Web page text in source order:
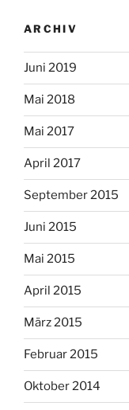
ARCHIV
Juni 2019
Mai 2018
Mai 2017
April 2017
September 2015
Juni 2015
Mai 2015
April 2015
März 2015
Februar 2015
Oktober 2014